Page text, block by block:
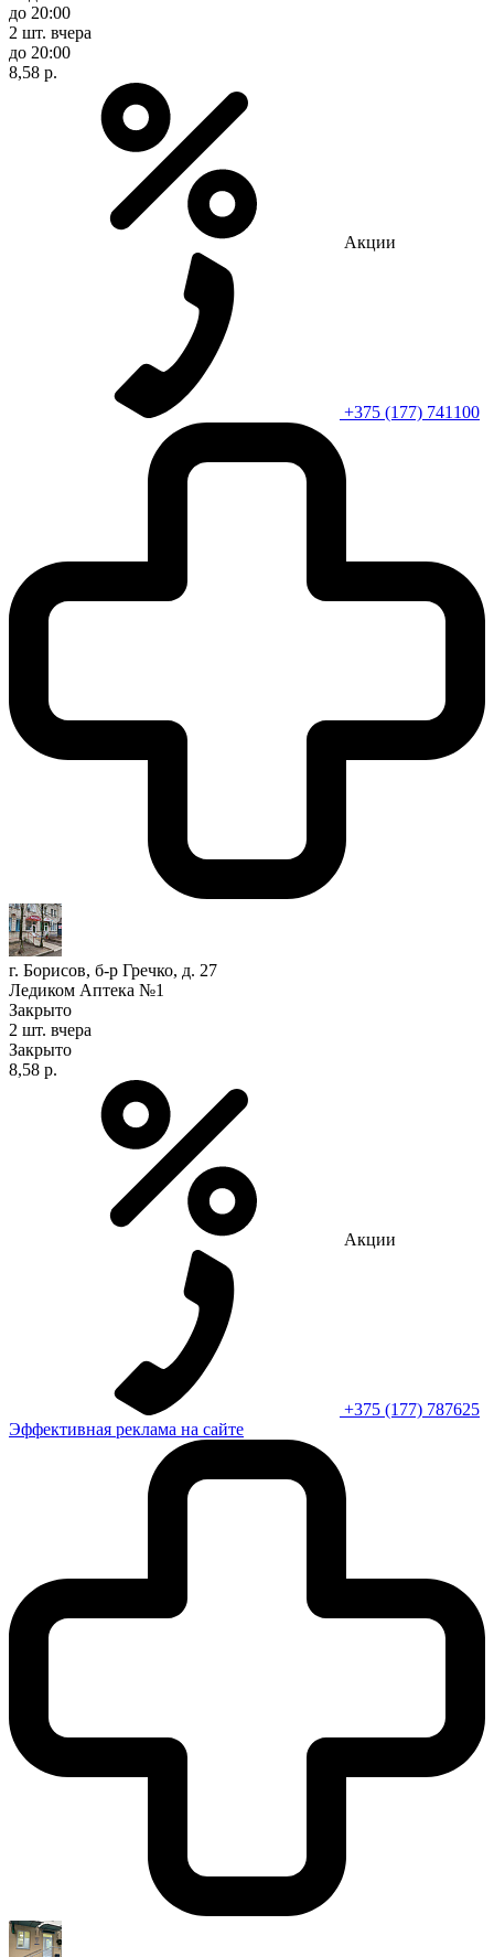
до 20:00
2 шт. вчера
до 20:00
8,58 р.
Акции
+375 (177) 741100
г. Борисов, б-р Гречко, д. 27
Ледиком Аптека №1
Закрыто
2 шт. вчера
Закрыто
8,58 р.
Акции
+375 (177) 787625
Эффективная реклама на сайте